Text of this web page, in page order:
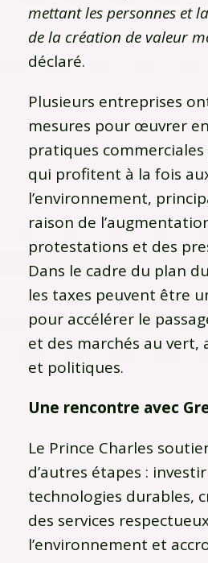
mettant les personnes et
de la création de valeur
déclaré.
Plusieurs entreprises
mesures pour œuvrer
pratiques
qui profitent à la fois
l’environnement,
raison de
protestations et des
Dans le cadre du plan
les taxes peuvent être
pour accélérer le
et des marchés au vert,
et politiques.
Une rencontre avec
Le Prince Charles
d’autres étapes :
technologies durables,
des services
l’environnement et